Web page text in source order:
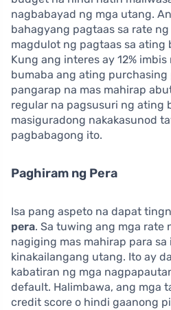
nagbabayad ng mga utang.
bahagyang pagtaas sa rate
magdulot ng pagtaas sa ating
Kung ang interes ay 12% imbis
bumaba ang ating
pangarap na mas mahirap
regular na pagsusuri ng ating
masiguradong nakakasunod
pagbabagong ito.
Paghiram ng Pera
Isa pang aspeto na dapat
pera. Sa tuwing ang mga rate
nagiging mas mahirap para
kinakailangang utang. Ito ay
kabatiran ng mga
default. Halimbawa, ang mga
credit score o hindi gaanong